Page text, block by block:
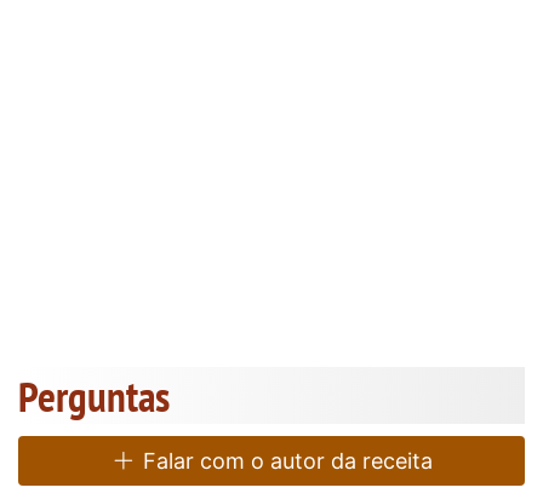
Perguntas
Falar com o autor da receita